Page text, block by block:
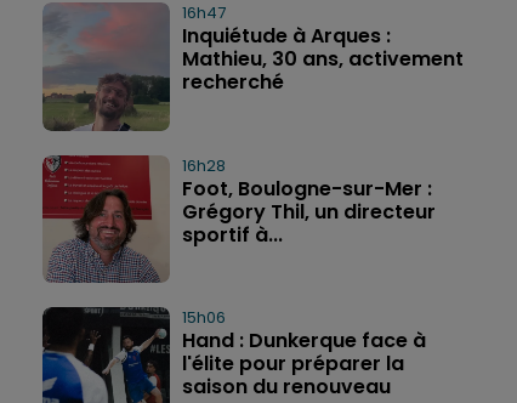
16h47
Inquiétude à Arques :
Mathieu, 30 ans, activement
recherché
16h28
Foot, Boulogne-sur-Mer :
Grégory Thil, un directeur
sportif à...
15h06
Hand : Dunkerque face à
l'élite pour préparer la
saison du renouveau